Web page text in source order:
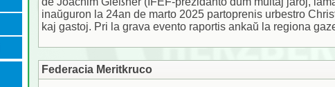
inaŭguron la 24an de marto 2025 partoprenis urbestro
kaj gastoj. Pri la grava evento raportis ankaŭ la regiona
Federacia Meritkruco